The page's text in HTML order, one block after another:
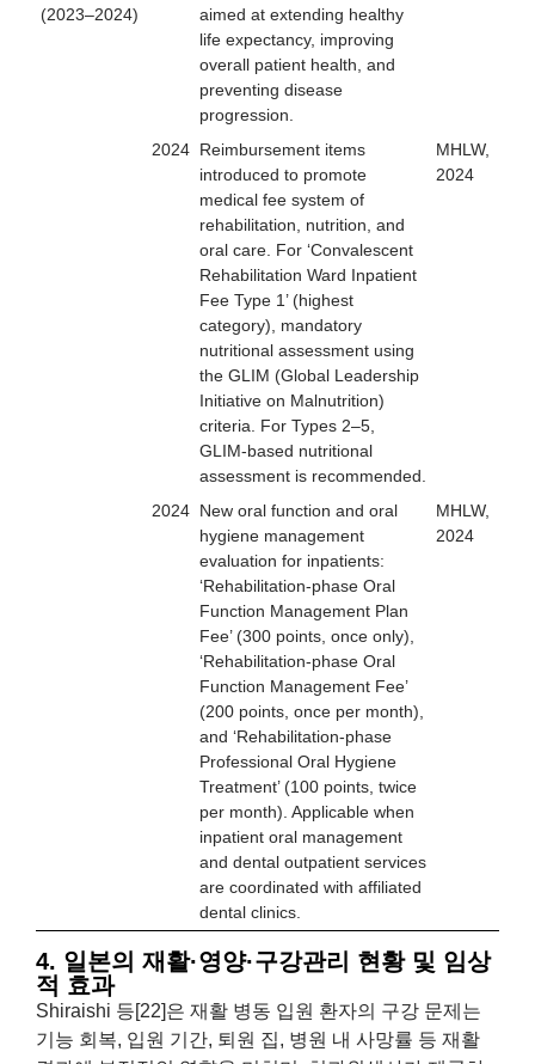
(2023–2024)
aimed at extending healthy
life expectancy, improving
overall patient health, and
preventing disease
progression.
2024 Reimbursement items
introduced to promote
medical fee system of
rehabilitation, nutrition, and
oral care. For ‘Convalescent
Rehabilitation Ward Inpatient
Fee Type 1’ (highest
category), mandatory
nutritional assessment using
the GLIM (Global Leadership
Initiative on Malnutrition)
criteria. For Types 2–5,
GLIM-based nutritional
assessment is recommended.
MHLW,
2024
2024 New oral function and oral
hygiene management
evaluation for inpatients:
‘Rehabilitation-phase Oral
Function Management Plan
Fee’ (300 points, once only),
‘Rehabilitation-phase Oral
Function Management Fee’
(200 points, once per month),
and ‘Rehabilitation-phase
Professional Oral Hygiene
Treatment’ (100 points, twice
per month). Applicable when
inpatient oral management
and dental outpatient services
are coordinated with affiliated
dental clinics.
MHLW,
2024
4. 일본의 재활·영양·구강관리 현황 및 임상
적 효과
Shiraishi 등[22]은 재활 병동 입원 환자의 구강 문제는
기능 회복, 입원 기간, 퇴원 집, 병원 내 사망률 등 재활